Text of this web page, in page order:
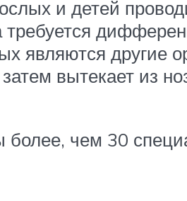
и детей
требуется
являются другие
вытекает из
чем 30